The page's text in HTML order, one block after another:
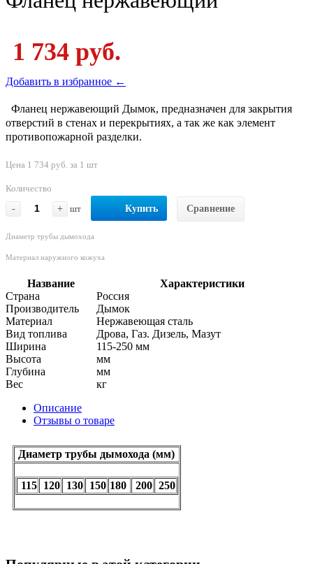
1 734 руб.
Добавить в избранное ←
Фланец нержавеющий Дымок, предназначен для закрытия
отверстий в стенах и перекрытиях, а так же как элемент
противопожарной разделки.
Цена 1 734 руб. за 1 шт
Количество
-
+ шт Купить Сравнение
Диаметр трубы дымохода
Материал наружного кожуха
Название
Характеристики
Страна
Россия
Производитель
Дымок
Материал
Нержавеющая сталь
Вид топлива
Дрова, Газ. Дизель, Мазут
Ширина
115-250 мм
Высота
мм
Глубина
мм
Вес
кг
Описание
Отзывы о товаре
Диаметр трубы дымохода (мм)
115 120 130 150 180 200 250